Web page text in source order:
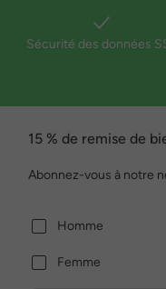
Sécurité des données
15 % de remise de
Abonnez-vous à notre
Homme
Femme